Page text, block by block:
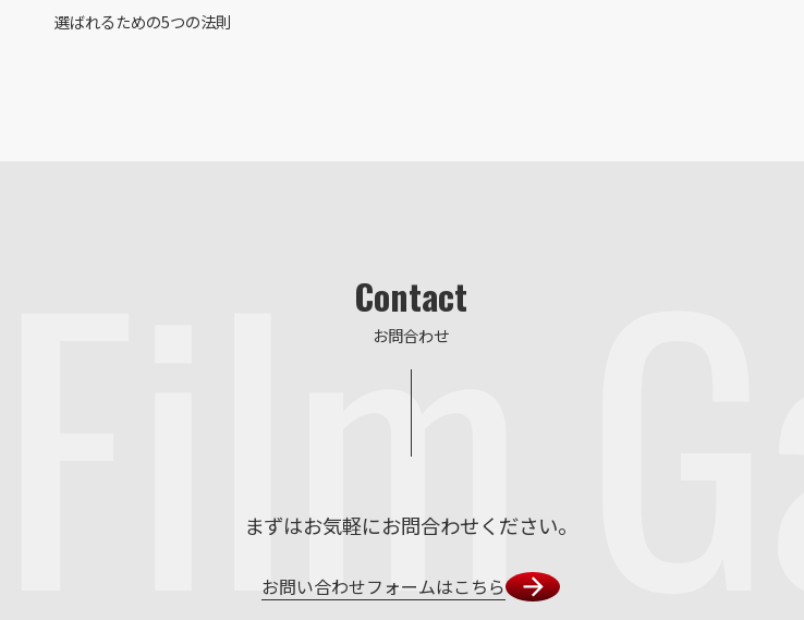
選ばれるための5つの法則
Film
Contact
お問合わせ
まずはお気軽にお問合わせください。
お問い合わせフォームはこちら